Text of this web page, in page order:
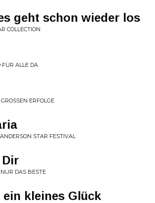
geht schon wieder los
COLLECTION
FÜR ALLE DA
ERFOLGE
ANDERSON STAR FESTIVAL
DAS BESTE
ein kleines Glück